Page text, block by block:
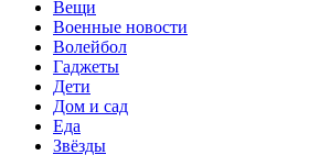
Вещи
Военные новости
Волейбол
Гаджеты
Дети
Дом и сад
Еда
Звёзды